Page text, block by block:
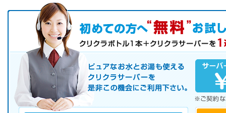
初めての方へ キャンペーン実施中！
お気軽にお申し込み下さい。
ピュアなお水とお湯も使えるクリクラサーバーを是非この機会にご
サーバレンタル
ご自宅まで配送
※ご契約なさらなくても結構です。
お電話でのお問合せ